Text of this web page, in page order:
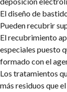
El diseño de
Pueden recubrir
El recubrimiento
especiales puesto
formado con el
Los tratamientos
más residuos que